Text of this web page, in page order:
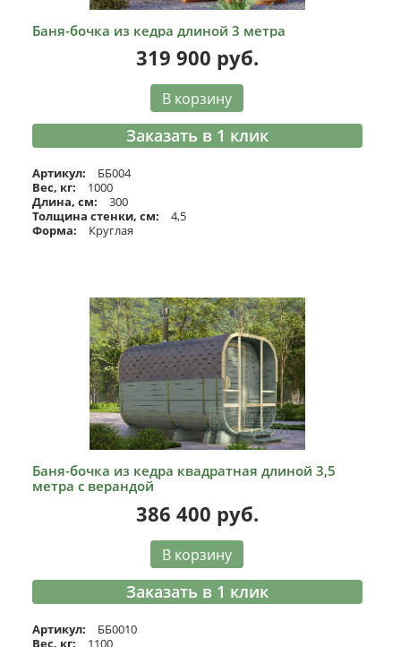
Баня-бочка из кедра длиной 3 метра
319 900 руб.
В корзину
Заказать в 1 клик
Артикул:
ББ004
Вес, кг:
1000
Длина, см:
300
Толщина стенки, см:
4,5
Форма:
Круглая
Баня-бочка из кедра квадратная длиной 3,5
метра с верандой
386 400 руб.
В корзину
Заказать в 1 клик
Артикул:
ББ0010
Вес, кг:
1100